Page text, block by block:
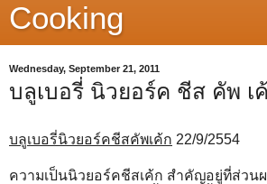
Cooking
Wednesday, September 21, 2011
บลูเบอรี่ นิวยอร์ค ชีส คัพ เ
บลูเบอรี่นิวยอร์คชีสคัพเค้ก 22/9/2554
ความเป็นนิวยอร์คชีสเค้ก สำคัญอยู่ที่ส่วน